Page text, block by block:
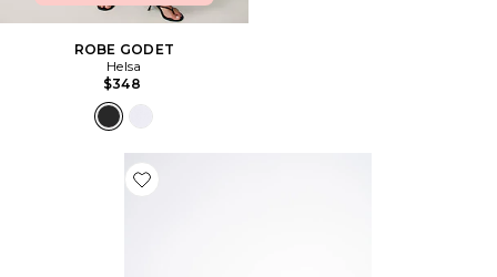
ROBE GODET
Helsa
$348
Favorite PLAT JAVIER